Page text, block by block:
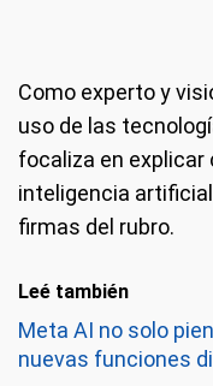
Como experto y
uso de las
focaliza en explicar
inteligencia
firmas del rubro.
Leé también
Meta AI no solo
nuevas funciones